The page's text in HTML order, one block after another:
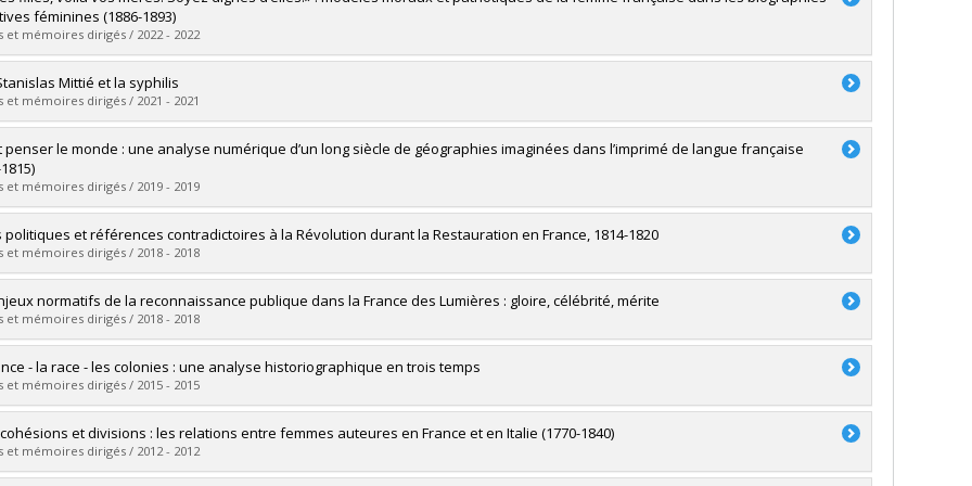
Master's
:M.A.
le document dans Papyrus
féminines (1886-1893)
et mémoires dirigés / 2022 - 2022
:Le Rouzès-Ménard, Eveline
Master's
:M.A.
le document dans Papyrus
Mittié et la syphilis
et mémoires dirigés / 2021 - 2021
:Beaulieu, Léonie
Master's
:M.A.
le document dans Papyrus
penser le monde : une analyse numérique d’un long siècle de géographies imaginées dans l’imprimé de langue française
et mémoires dirigés / 2019 - 2019
:Laramée, François Dominic
Doctoral
:Ph. D.
le document dans Papyrus
politiques et références contradictoires à la Révolution durant la Restauration en France, 1814-1820
et mémoires dirigés / 2018 - 2018
:Ennemiri, Zakaria
Master's
:M.A.
le document dans Papyrus
normatifs de la reconnaissance publique dans la France des Lumières : gloire, célébrité, mérite
et mémoires dirigés / 2018 - 2018
:Beausoleil, Marie-Ève
Doctoral
:Ph. D.
le document dans Papyrus
- la race - les colonies : une analyse historiographique en trois temps
et mémoires dirigés / 2015 - 2015
:Foucher, Maxime
Master's
:M.A.
et divisions : les relations entre femmes auteures en France et en Italie (1770-1840)
et mémoires dirigés / 2012 - 2012